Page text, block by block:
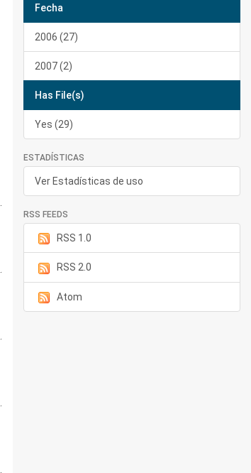
Fecha
2006 (27)
2007 (2)
Has File(s)
Yes (29)
ESTADÍSTICAS
Ver Estadísticas de uso
RSS FEEDS
RSS 1.0
RSS 2.0
Atom